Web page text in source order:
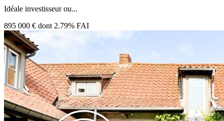
Idéale investisseur ou...
895 000 € dont 2.79% FAI